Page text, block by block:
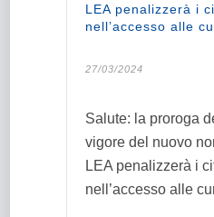
LEA penalizzerà i
nell’accesso alle
27/03/2024
Salute: la proroga
vigore del nuovo
LEA penalizzerà i
nell’accesso alle